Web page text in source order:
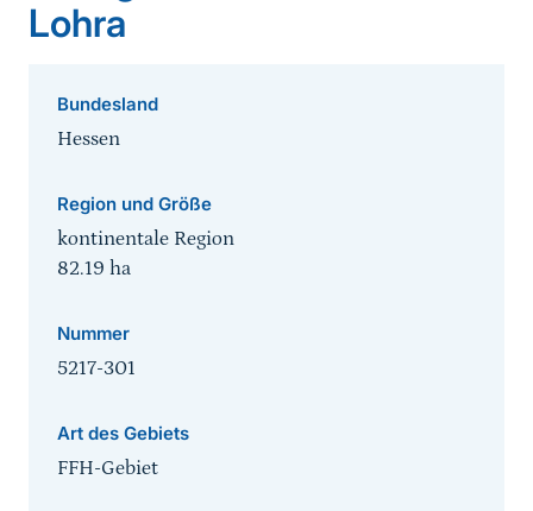
Lohra
Bundesland
Hessen
Region und Größe
kontinentale Region
82.19 ha
Nummer
5217-301
Art des Gebiets
FFH-Gebiet